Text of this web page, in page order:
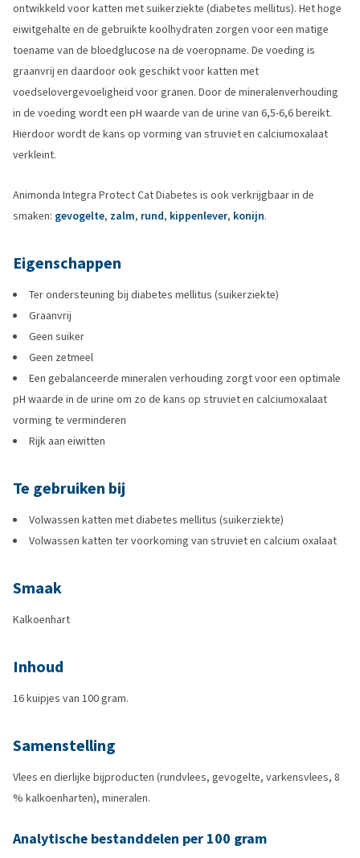
ontwikkeld voor katten met suikerziekte (diabetes mellitus). Het hoge
eiwitgehalte en de gebruikte koolhydraten zorgen voor een matige
toename van de bloedglucose na de voeropname. De voeding is
graanvrij en daardoor ook geschikt voor katten met
voedselovergevoeligheid voor granen. Door de mineralenverhouding
in de voeding wordt een pH waarde van de urine van 6,5-6,6 bereikt.
Hierdoor wordt de kans op vorming van struviet en calciumoxalaat
verkleint.
Animonda Integra Protect Cat Diabetes is ook verkrijgbaar in de
smaken: gevogelte, zalm, rund, kippenlever, konijn.
Eigenschappen
Ter ondersteuning bij diabetes mellitus (suikerziekte)
Graanvrij
Geen suiker
Geen zetmeel
Een gebalanceerde mineralen verhouding zorgt voor een optimale
pH waarde in de urine om zo de kans op struviet en calciumoxalaat
vorming te verminderen
Rijk aan eiwitten
Te gebruiken bij
Volwassen katten met diabetes mellitus (suikerziekte)
Volwassen katten ter voorkoming van struviet en calcium oxalaat
Smaak
Kalkoenhart
Inhoud
16 kuipjes van 100 gram.
Samenstelling
Vlees en dierlijke bijproducten (rundvlees, gevogelte, varkensvlees, 8
% kalkoenharten), mineralen.
Analytische bestanddelen per 100 gram